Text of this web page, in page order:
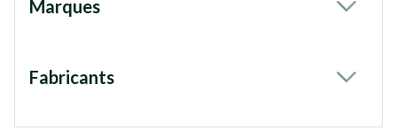
Marques
Fabricants